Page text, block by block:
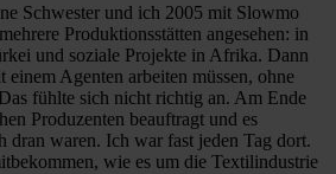
Schwester und ich 2005 mit Slowmo
Produktionsstätten angesehen: in
und soziale Projekte in Afrika. Dann
einem Agenten arbeiten müssen, ohne
fühlte sich nicht richtig an. Am Ende
Produzenten beauftragt und es
dran waren. Ich war fast jeden Tag dort.
wie es um die Textilindustrie